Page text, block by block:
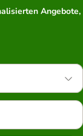
Angebote,